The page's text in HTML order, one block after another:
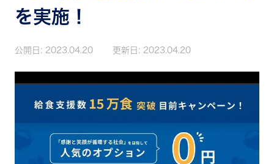
を実施！
公開日: 2023.04.20 更新日: 2023.04.20